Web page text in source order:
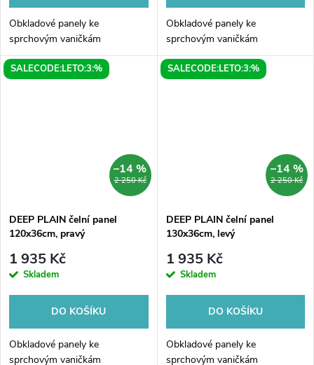
Obkladové panely ke
sprchovým vaničkám
Obkladové panely ke
sprchovým vaničkám
SALECODE:LETO:3:%
2 250 Kč
–14 %
DEEP PLAIN čelní panel
120x36cm, pravý
1 935 Kč
Skladem
DO KOŠÍKU
Obkladové panely ke
sprchovým vaničkám
SALECODE:LETO:3:%
2 250 Kč
–14 %
DEEP PLAIN čelní panel
130x36cm, levý
1 935 Kč
Skladem
DO KOŠÍKU
Obkladové panely ke
sprchovým vaničkám